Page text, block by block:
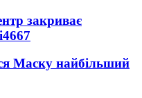
закриває
4667
Маску найбільший